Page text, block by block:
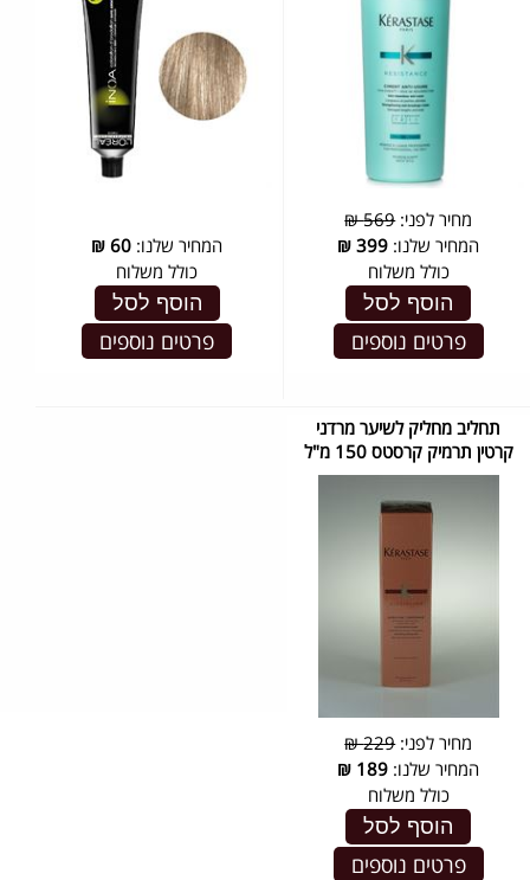
מחיר לפני:569 ₪
המחיר שלנו: 399
₪
כולל משלוח
הוסף לסל
פרטים נוספים
המחיר שלנו: 60
₪
כולל משלוח
הוסף לסל
פרטים נוספים
תחליב מחליק לשיער מרדני
קרטין תרמיק קרסטס 150 מ"ל
מחיר לפני:229 ₪
המחיר שלנו: 189
₪
כולל משלוח
הוסף לסל
פרטים נוספים